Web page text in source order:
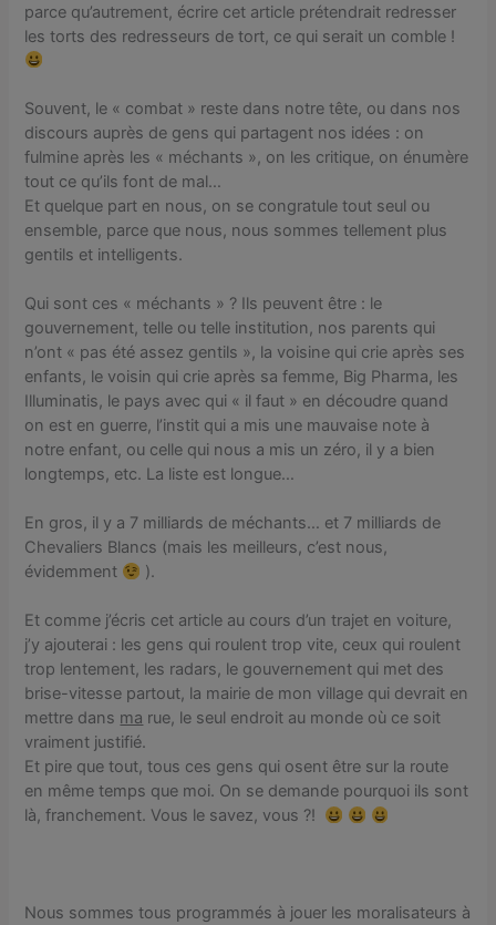
parce qu’autrement, écrire cet article prétendrait redresser
les torts des redresseurs de tort, ce qui serait un comble !
Souvent, le « combat » reste dans notre tête, ou dans nos
discours auprès de gens qui partagent nos idées : on
fulmine après les « méchants », on les critique, on énumère
tout ce qu’ils font de mal…
Et quelque part en nous, on se congratule tout seul ou
ensemble, parce que nous, nous sommes tellement plus
gentils et intelligents.
Qui sont ces « méchants » ? Ils peuvent être : le
gouvernement, telle ou telle institution, nos parents qui
n’ont « pas été assez gentils », la voisine qui crie après ses
enfants, le voisin qui crie après sa femme, Big Pharma, les
Illuminatis, le pays avec qui « il faut » en découdre quand
on est en guerre, l’instit qui a mis une mauvaise note à
notre enfant, ou celle qui nous a mis un zéro, il y a bien
longtemps, etc. La liste est longue…
En gros, il y a 7 milliards de méchants… et 7 milliards de
Chevaliers Blancs (mais les meilleurs, c’est nous,
évidemment
).
Et comme j’écris cet article au cours d’un trajet en voiture,
j’y ajouterai : les gens qui roulent trop vite, ceux qui roulent
trop lentement, les radars, le gouvernement qui met des
brise-vitesse partout, la mairie de mon village qui devrait en
mettre dans ma rue, le seul endroit au monde où ce soit
vraiment justifié.
Et pire que tout, tous ces gens qui osent être sur la route
en même temps que moi. On se demande pourquoi ils sont
là, franchement. Vous le savez, vous ?!
Nous sommes tous programmés à jouer les moralisateurs à